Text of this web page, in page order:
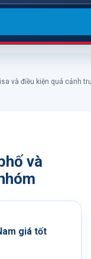
và điều kiện quá cảnh
và
giá tốt